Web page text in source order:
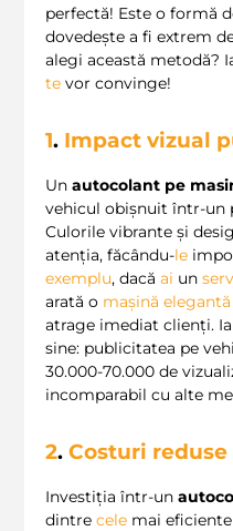
perfectă! Este o formă
dovedește a fi extrem
alegi această metodă?
te vor convinge!
1. Impact vizual
Un autocolant pe
vehicul obișnuit într-un
Culorile vibrante și
atenția, făcându-le
exemplu, dacă ai un
arată o mașină elegantă
atrage imediat clienți.
sine: publicitatea pe
30.000-70.000 de
incomparabil cu alte
2. Costuri reduse
Investiția într-un
dintre cele mai